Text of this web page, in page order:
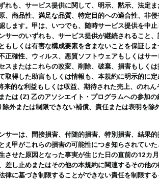
れも、サービス提供に関して、明示、黙示、法定
、商品性、満足な品質、特定目的への適合性、非
します。甲は、いつでも、随時サービス提供を中
サーのいずれも、サービス提供が継続されること
もしくは有害な構成要素を含まないことを保証
正確性、ウィルス、悪質ソフトウェアもしくはサ
スまたはこれらの改変、削除、破棄、損害もしく
取得した助言もしくは情報も、本規約に明示的に
来的な利益もしくは収益、期待された売上、のれ
たは (Z) 乙のアソシエイト・プログラムへの参加
外または制限できない補償、責任または表明を除
サーは、間接損害、付随的損害、特別損害、結果
え甲がこれらの損害の可能性につき知らされてい
させた原因となった事実が生じた日の直前の12
差し止めまたはその他の本規約に関連するその他
に基づき制限することができない責任を制限する